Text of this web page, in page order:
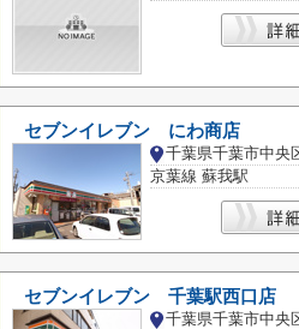
セブンイレブン にわ商店
千葉県千葉市中央
京葉線 蘇我駅
セブンイレブン 千葉駅西口店